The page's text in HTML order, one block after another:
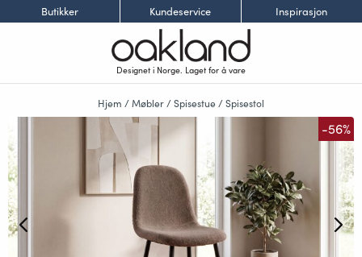
Butikker Kundeservice Inspirasjon
Designet i Norge. Laget for å vare
Hjem /Møbler /Spisestue /Spisestol
-56%